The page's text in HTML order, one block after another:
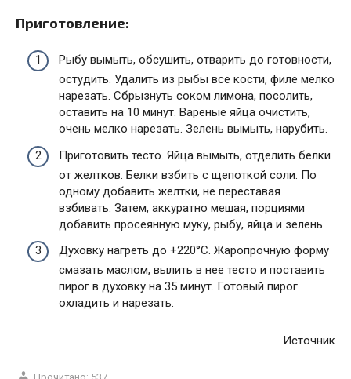
Приготовление:
Рыбу вымыть, обсушить, отварить до готовности,
остудить. Удалить из рыбы все кости, филе мелко
нарезать. Сбрызнуть соком лимона, посолить,
оставить на 10 минут. Вареные яйца очистить,
очень мелко нарезать. Зелень вымыть, нарубить.
Приготовить тесто. Яйца вымыть, отделить белки
от желтков. Белки взбить с щепоткой соли. По
одному добавить желтки, не переставая
взбивать. Затем, аккуратно мешая, порциями
добавить просеянную муку, рыбу, яйца и зелень.
Духовку нагреть до +220°С. Жаропрочную форму
смазать маслом, вылить в нее тесто и поставить
пирог в духовку на 35 минут. Готовый пирог
охладить и нарезать.
Источник